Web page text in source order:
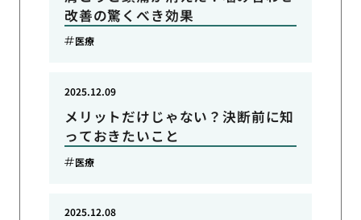
改善の驚くべき効果
医療
メリットだけじゃない？決断前に知
っておきたいこと
2025.12.09
医療
2025.12.08